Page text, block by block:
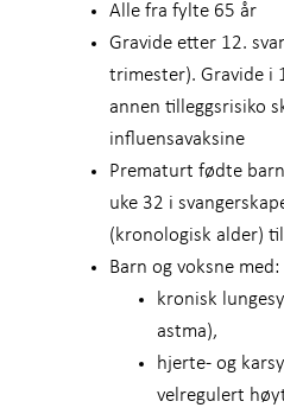
Alle fra fylte 65 år
Gravide etter 12.
trimester). Gravide i
annen tilleggsrisiko
influensavaksine
Prematurt fødte
uke 32 i
(kronologisk alder)
Barn og voksne med:
kronisk
astma),
hjerte- og
velregulert